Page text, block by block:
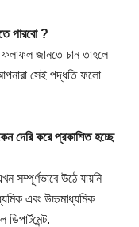
পারবো ?
জানতে চান তাহলে
সেই পদ্ধতি ফলো
করে প্রকাশিত হচ্ছে
সম্পূর্ণভাবে উঠে যায়নি
এবং উচ্চমাধ্যমিক